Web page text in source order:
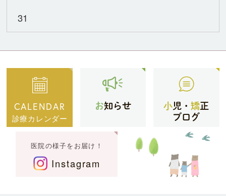
31
CALENDAR
診療カレンダー
お知らせ 小児・矯正
ブログ
医院の様子をお届け！
Instagram